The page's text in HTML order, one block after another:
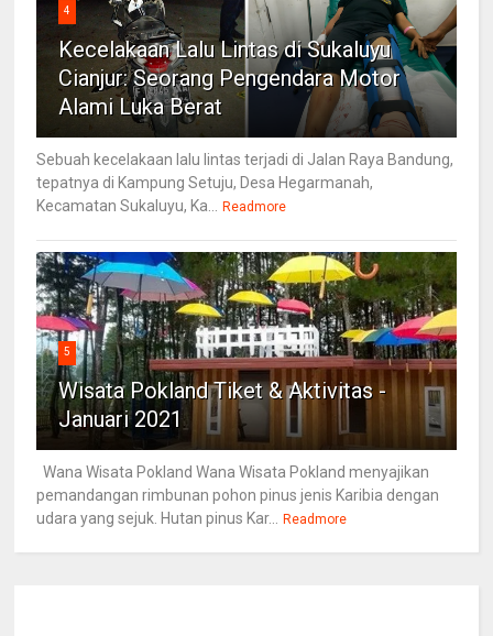
4
Kecelakaan Lalu Lintas di Sukaluyu
Cianjur: Seorang Pengendara Motor
Alami Luka Berat
Sebuah kecelakaan lalu lintas terjadi di Jalan Raya Bandung,
tepatnya di Kampung Setuju, Desa Hegarmanah,
Kecamatan Sukaluyu, Ka... Readmore
5
Wisata Pokland Tiket & Aktivitas -
Januari 2021
Wana Wisata Pokland Wana Wisata Pokland menyajikan
pemandangan rimbunan pohon pinus jenis Karibia dengan
udara yang sejuk. Hutan pinus Kar... Readmore